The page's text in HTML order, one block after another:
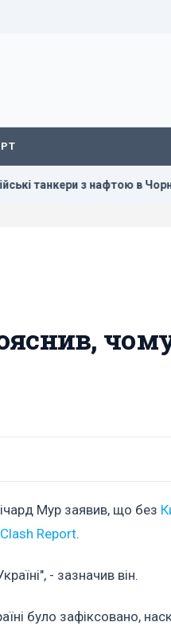
з нафтою в Чорному
Мур заявив, що без
Clash Report.
- зазначив він.
було зафіксовано,